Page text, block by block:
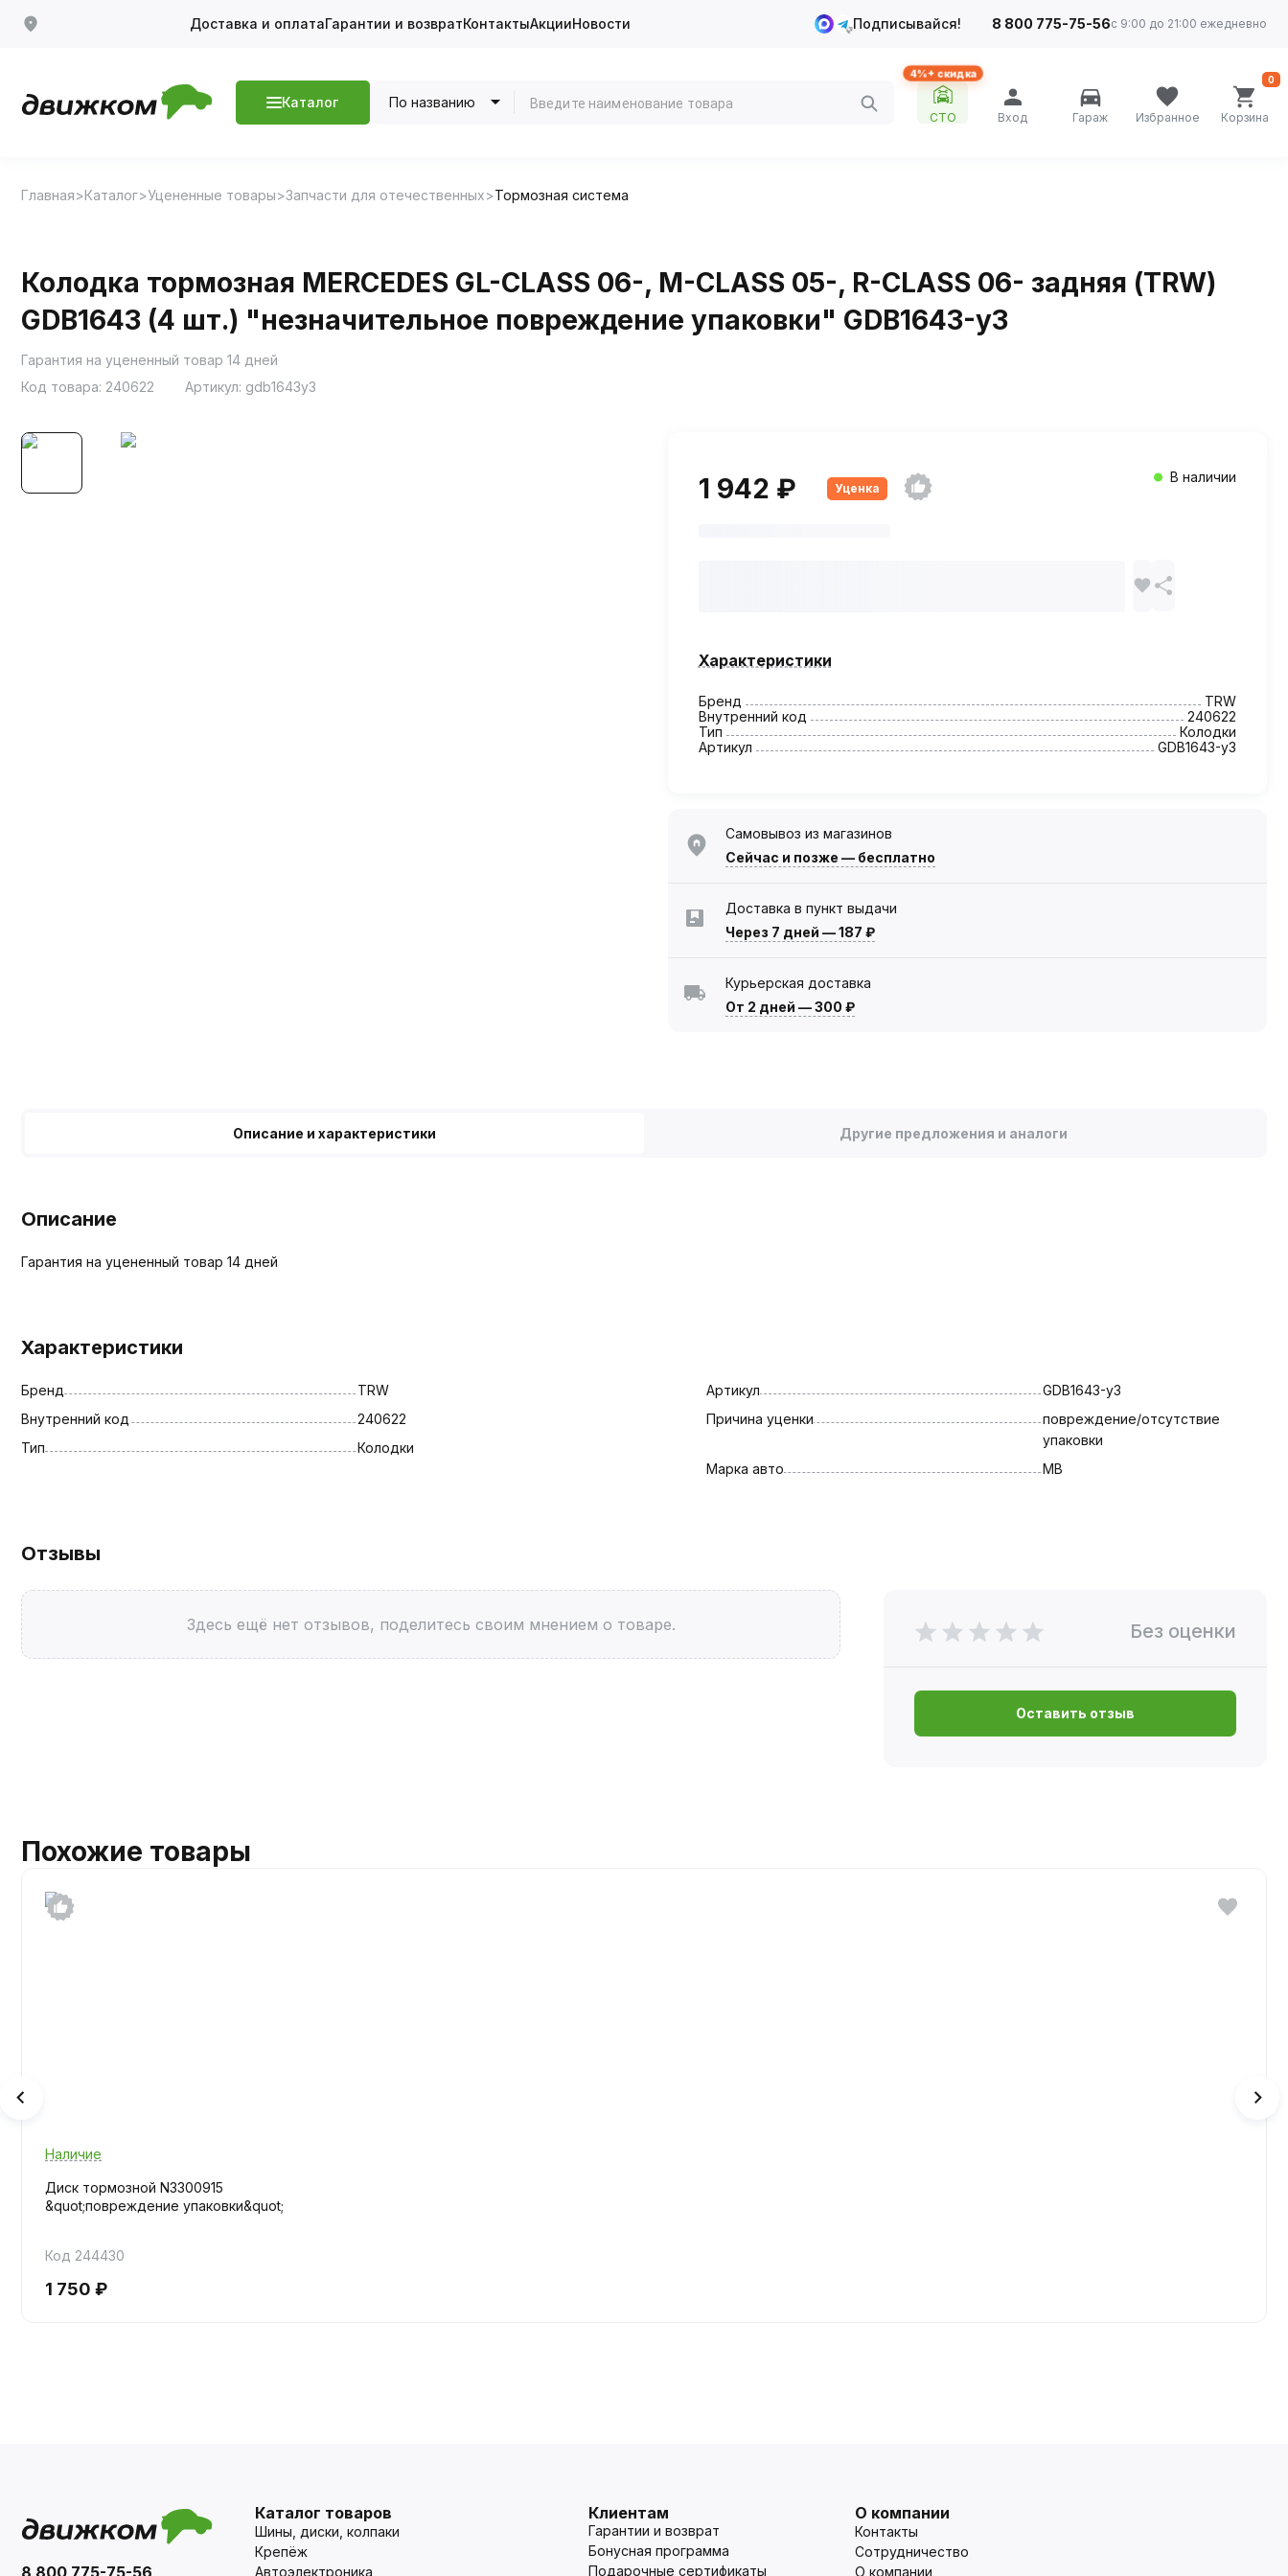
Доставка и оплатаГарантии и возвратКонтактыАкцииНовости Подписывайся! 8 800 775-75-56с 9:00 до 21:00 ежедневно
Каталог По названию
4%+ скидка
СТО Вход Гараж Избранное Корзина
0
Главная Каталог Уцененные товары Запчасти для отечественных Тормозная система
Колодка тормозная MERCEDES GL-CLASS 06-, M-CLASS 05-, R-CLASS 06- задняя (TRW)
GDB1643 (4 шт.) "незначительное повреждение упаковки" GDB1643-у3
Гарантия на уцененный товар 14 дней
Код товара: 240622 Артикул: gdb1643у3
1 942 ₽ Уценка
В наличии
Характеристики
Бренд
TRW
Внутренний код
240622
Тип
Колодки
Артикул
GDB1643-у3
Самовывоз из магазинов
Сейчас и позже — бесплатно
Доставка в пункт выдачи
Через 7 дней —187 ₽
Курьерская доставка
От 2 дней —300 ₽
Описание и характеристики Другие предложения и аналоги
Описание
Гарантия на уцененный товар 14 дней
Характеристики
Бренд
TRW
Внутренний код
240622
Тип
Колодки
Артикул
GDB1643-у3
Причина уценки
повреждение/отсутствие
упаковки
Марка авто
MB
Отзывы
Здесь ещё нет отзывов, поделитесь своим мнением о товаре. Без оценки
Оставить отзыв
Похожие товары
Наличие
Диск тормозной N3300915
&quot;повреждение упаковки&quot;
Код 244430
1 750 ₽
8 800 775-75-56
Каталог товаров
Шины, диски, колпаки
Крепёж
Автоэлектроника
Клиентам
Гарантии и возврат
Бонусная программа
Подарочные сертификаты
О компании
Контакты
Сотрудничество
О компании